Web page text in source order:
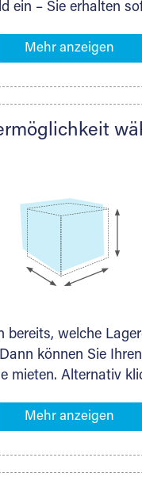
ein – Sie erhalten
in Ihrer Nähe.
mieten. Gibt es
Partner und
bereits, welche
können Sie
mieten. Alternativ
an, die Sie einlagern
steht Ihnen